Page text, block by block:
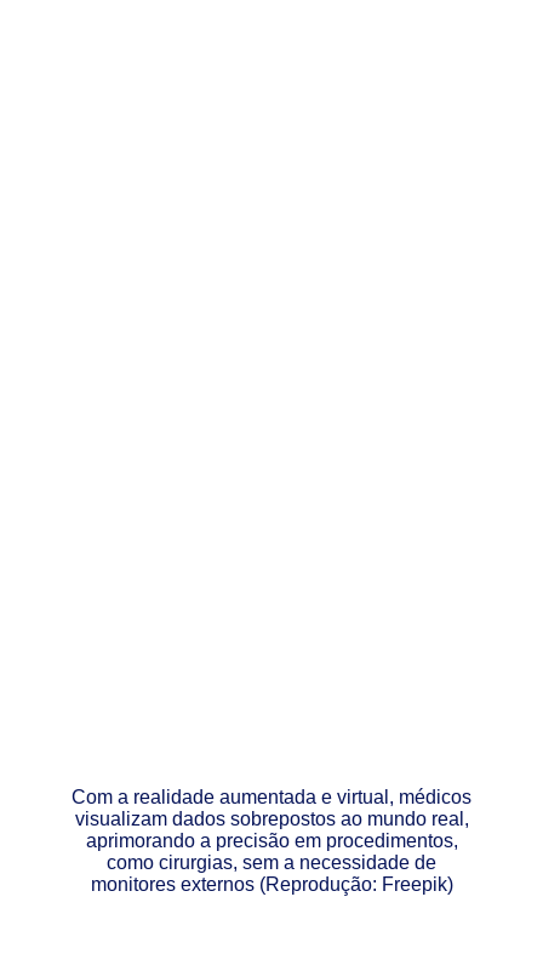
Com a realidade aumentada e virtual, médicos
visualizam dados sobrepostos ao mundo real,
aprimorando a precisão em procedimentos,
como cirurgias, sem a necessidade de
monitores externos (Reprodução: Freepik)